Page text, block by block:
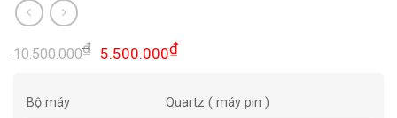
10.500.000₫
Giá
5.500.000₫Giá
tại
Bộ máy Quartz ( máy pin )